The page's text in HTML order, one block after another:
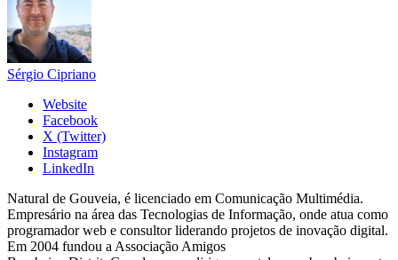
Sérgio Cipriano
Website
Facebook
X (Twitter)
Instagram
LinkedIn
Natural de Gouveia, é licenciado em Comunicação Multimédia.
Empresário na área das Tecnologias de Informação, onde atua como
programador web e consultor liderando projetos de inovação digital.
Em 2004 fundou a Associação Amigos